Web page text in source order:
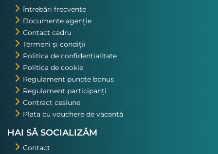
Întrebări frecvente
Documente agenție
Contact cadru
Termeni și condiții
Politica de confidențialitate
Politica de cookie
Regulament puncte bonus
Regulament participanți
Contract cesiune
Plata cu vouchere de vacanță
HAI SĂ SOCIALIZĂM
Contact